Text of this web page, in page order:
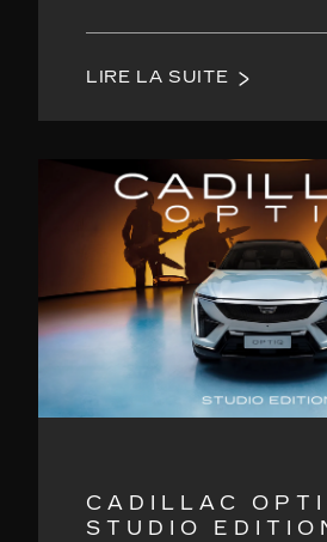
LIRE LA SUITE
CADILLAC
STUDIO